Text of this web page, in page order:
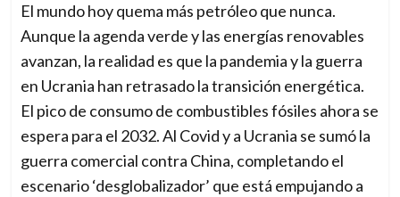
El mundo hoy quema más petróleo que nunca.
Aunque la agenda verde y las energías renovables
avanzan, la realidad es que la pandemia y la guerra
en Ucrania han retrasado la transición energética.
El pico de consumo de combustibles fósiles ahora se
espera para el 2032. Al Covid y a Ucrania se sumó la
guerra comercial contra China, completando el
escenario ‘desglobalizador’ que está empujando a